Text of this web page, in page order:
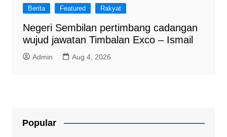
Berita Featured Rakyat
Negeri Sembilan pertimbang cadangan
wujud jawatan Timbalan Exco – Ismail
Admin Aug 4, 2026
Popular